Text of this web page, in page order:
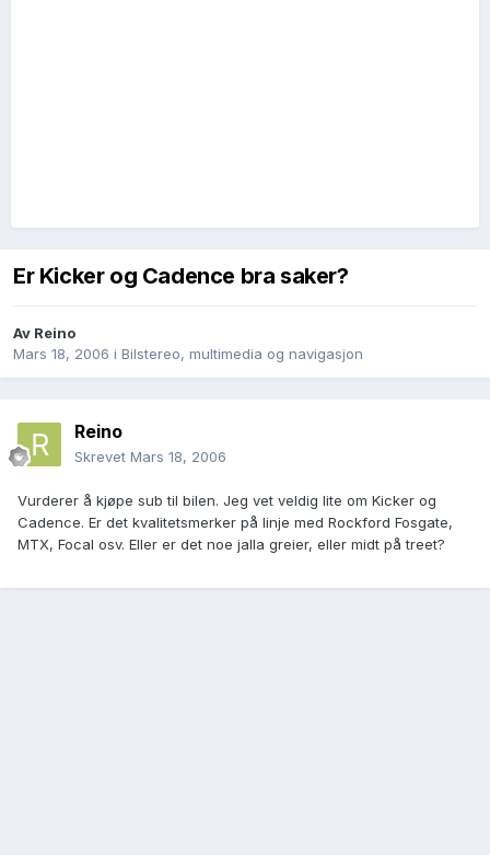
Er Kicker og Cadence bra saker?
Av Reino
Mars 18, 2006 i Bilstereo, multimedia og navigasjon
Reino
Skrevet Mars 18, 2006
Vurderer å kjøpe sub til bilen. Jeg vet veldig lite om Kicker og
Cadence. Er det kvalitetsmerker på linje med Rockford Fosgate,
MTX, Focal osv. Eller er det noe jalla greier, eller midt på treet?